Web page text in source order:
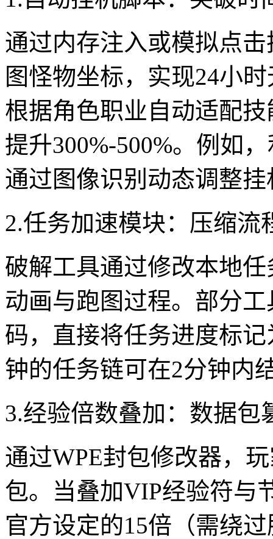
通过内存注入或模拟点
图怪物坐标，实现24小
根据角色职业自动适配
提升300%-500%。例如
通过图像识别动态调整
2.任务加速模块：压缩流
破解工具通过修改本地
动画与跑图过程。部分
码，直接将任务进度标
钟的任务链可在2分钟内
3.经验倍数叠加：数据包
通过WPE封包修改器，
包。当叠加VIP经验符与
官方设定的15倍（需绕